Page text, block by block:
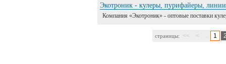
Экотроник - кулеры, пурифайеры, линии
Компания «Экотроник» - оптовые поставки
страницы: << < ... 1